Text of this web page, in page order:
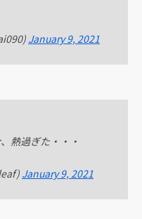
January 9, 2021
熱過ぎた・・・
January 9, 2021